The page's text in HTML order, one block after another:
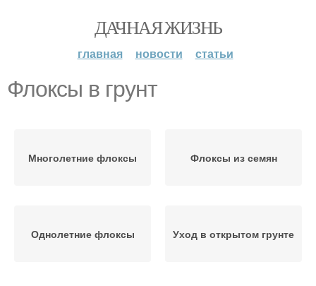
ДАЧНАЯ ЖИЗНЬ
главная новости статьи
Флоксы в грунт
Многолетние флоксы Флоксы из семян
Однолетние флоксы Уход в открытом грунте